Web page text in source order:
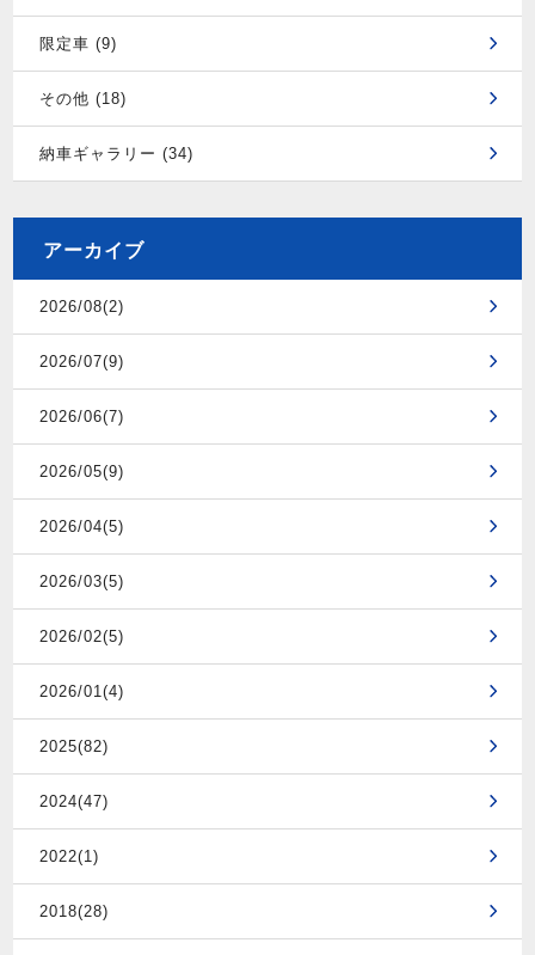
限定車 (9)
その他 (18)
納車ギャラリー (34)
アーカイブ
2026/08(2)
2026/07(9)
2026/06(7)
2026/05(9)
2026/04(5)
2026/03(5)
2026/02(5)
2026/01(4)
2025(82)
2024(47)
2022(1)
2018(28)